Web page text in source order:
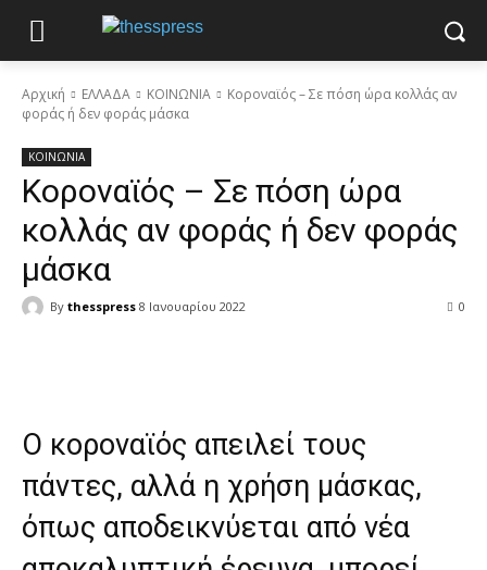
Αρχική ΕΛΛΑΔΑ ΚΟΙΝΩΝΙΑ
Κοροναϊός – Σε πόση ώρα κολλάς αν
φοράς ή δεν φοράς μάσκα
ΚΟΙΝΩΝΙΑ
Κοροναϊός – Σε πόση ώρα
κολλάς αν φοράς ή δεν φοράς
μάσκα
By thesspress 8 Ιανουαρίου 2022 0
Ο κοροναϊός απειλεί τους
πάντες, αλλά η χρήση μάσκας,
όπως αποδεικνύεται από νέα